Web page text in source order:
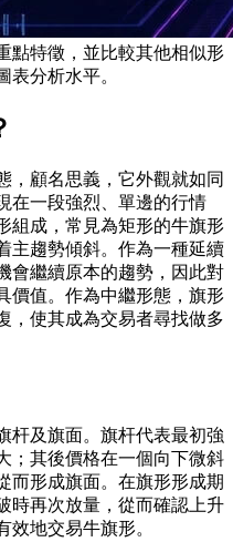
點特徵，並比較其他相似形
表分析水平。
，顧名思義，它外觀就如同
在一段強烈、單邊的行情
組成，常見為矩形的牛旗形
主趨勢傾斜。作為一種延續
會繼續原本的趨勢，因此對
價值。作為中繼形態，旗形
，使其成為交易者尋找做多
杆及旗面。旗杆代表最初強
；其後價格在一個向下微斜
而形成旗面。在旗形形成期
時再次放量，從而確認上升
效地交易牛旗形。